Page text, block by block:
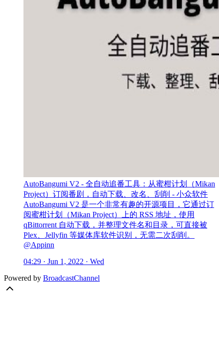
AutoBangumi V2 - 全自动追番工具：从蜜柑计划（Mikan
Project）订阅番剧，自动下载、改名、刮削 - 小众软件
AutoBangumi V2 是一个非常有趣的开源项目，它通过订
阅蜜柑计划（Mikan Project）上的 RSS 地址，使用
qBittorrent 自动下载，并整理文件名和目录，可直接被
Plex、Jellyfin 等媒体库软件识别，无需二次刮削。
@Appinn
04:29 · Jun 1, 2022 · Wed
Powered by BroadcastChannel